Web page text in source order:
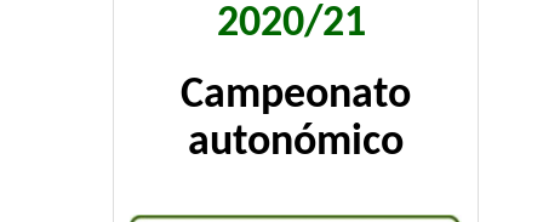
2020/21
Campeonato
autonómico